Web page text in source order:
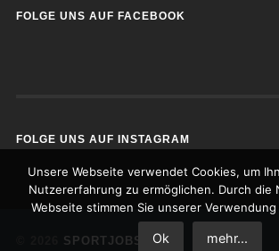
FOLGE UNS AUF FACEBOOK
FOLGE UNS AUF INSTAGRAM
SPORTJOBS
Unsere Webseite verwendet Cookies, um
Nutzererfahrung zu ermöglichen. Durch die
Webseite stimmen Sie unserer
Ok mehr...